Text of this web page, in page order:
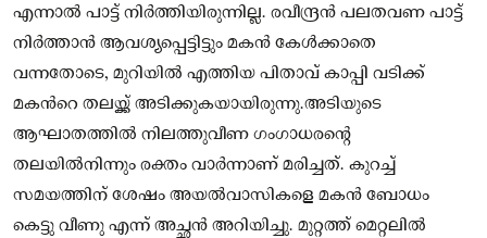
എന്നാൽ പാട്ട് നിർത്തിയിരുന്നില്ല. രവീന്ദ്രൻ പലതവണ പാട്ട്
നിർത്താൻ ആവശ്യപ്പെട്ടിട്ടും മകൻ കേൾക്കാതെ
വന്നതോടെ, മുറിയിൽ എത്തിയ പിതാവ് കാപ്പി വടിക്ക്
മകന്‍റെ തലയ്ക്ക് അടിക്കുകയായിരുന്നു.അടിയുടെ
ആഘാതത്തിൽ നിലത്തുവീണ ഗംഗാധരന്റെ
തലയിൽനിന്നും രക്തം വാർന്നാണ് മരിച്ചത്. കുറച്ച്
സമയത്തിന് ശേഷം അയൽവാസികളെ മകൻ ബോധം
കെട്ടു വീണു എന്ന് അച്ഛൻ അറിയിച്ചു. മുറ്റത്ത് മെറ്റലിൽ